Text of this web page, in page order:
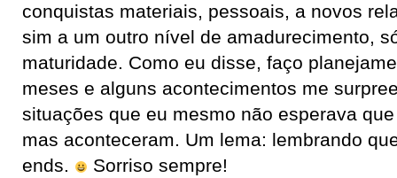
conquistas materiais, pessoais, a novos
sim a um outro nível de amadurecimento,
maturidade. Como eu disse, faço
meses e alguns acontecimentos me
situações que eu mesmo não esperava
mas aconteceram. Um lema: lembrando
ends.
Sorriso sempre!